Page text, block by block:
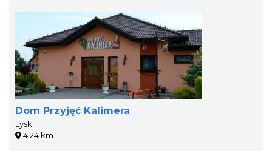
Dom Przyjęć Kalimera
Lyski
4.24 km